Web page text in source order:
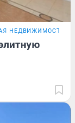
НЕДВИЖИМОСТЬ